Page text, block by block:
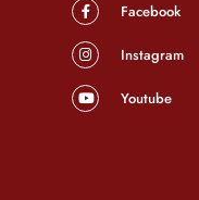
Facebook
Instagram
Youtube